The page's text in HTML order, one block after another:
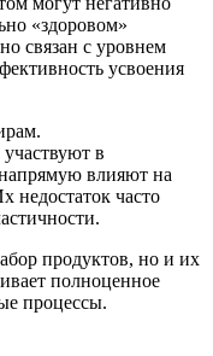
«здоровом»
связан с уровнем
усвоения
в
влияют на
недостаток часто
продуктов, но и их
полноценное
процессы.